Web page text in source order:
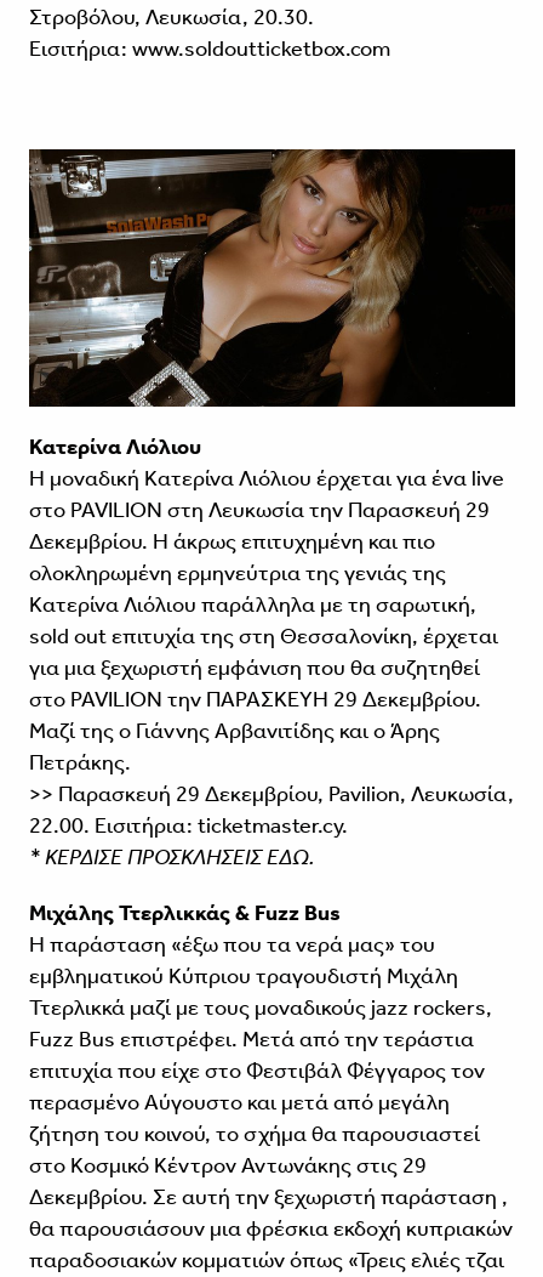
Στροβόλου, Λευκωσία, 20.30.
Εισιτήρια: www.soldoutticketbox.com
Κατερίνα Λιόλιου
Η μοναδική Κατερίνα Λιόλιου έρχεται για ένα live
στο PAVILION στη Λευκωσία την Παρασκευή 29
Δεκεμβρίου. Η άκρως επιτυχημένη και πιο
ολοκληρωμένη ερμηνεύτρια της γενιάς της
Κατερίνα Λιόλιου παράλληλα με τη σαρωτική,
sold out επιτυχία της στη Θεσσαλονίκη, έρχεται
για μια ξεχωριστή εμφάνιση που θα συζητηθεί
στο PAVILION την ΠΑΡΑΣΚΕΥΗ 29 Δεκεμβρίου.
Μαζί της ο Γιάννης Αρβανιτίδης και ο Άρης
Πετράκης.
>> Παρασκευή 29 Δεκεμβρίου, Pavilion, Λευκωσία,
22.00. Εισιτήρια: ticketmaster.cy.
* ΚΕΡΔΙΣΕ ΠΡΟΣΚΛΗΣΕΙΣ ΕΔΩ.
Μιχάλης Ττερλικκάς & Fuzz Bus
Η παράσταση «έξω που τα νερά μας» του
εμβληματικού Κύπριου τραγουδιστή Μιχάλη
Ττερλικκά μαζί με τους μοναδικούς jazz rockers,
Fuzz Bus επιστρέφει. Μετά από την τεράστια
επιτυχία που είχε στο Φεστιβάλ Φέγγαρος τον
περασμένο Αύγουστο και μετά από μεγάλη
ζήτηση του κοινού, το σχήμα θα παρουσιαστεί
στο Κοσμικό Κέντρον Αντωνάκης στις 29
Δεκεμβρίου. Σε αυτή την ξεχωριστή παράσταση ,
θα παρουσιάσουν μια φρέσκια εκδοχή κυπριακών
παραδοσιακών κομματιών όπως «Τρεις ελιές τζαι